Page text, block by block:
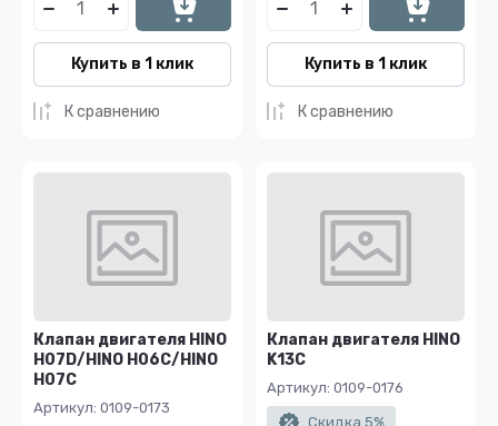
Купить в 1 клик
К сравнению
Купить в 1 клик
К сравнению
Клапан двигателя HINO
H07D/HINO H06C/HINO
H07C
Артикул: 0109-0173
Клапан двигателя HINO
K13C
Артикул: 0109-0176
Скидка 5%